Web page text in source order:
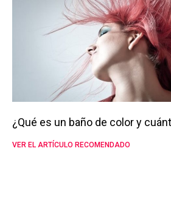
¿Qué es un baño de color y
VER EL ARTÍCULO RECOMENDADO